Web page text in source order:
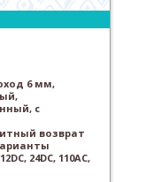
6 мм,
с
возврат
24DC, 110AC,